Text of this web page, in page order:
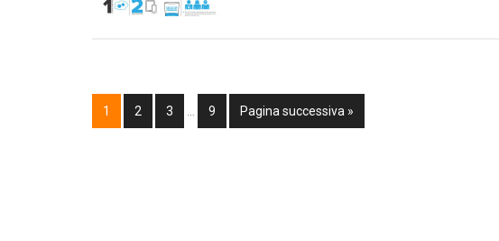
1 2 3 9 Pagina successiva »